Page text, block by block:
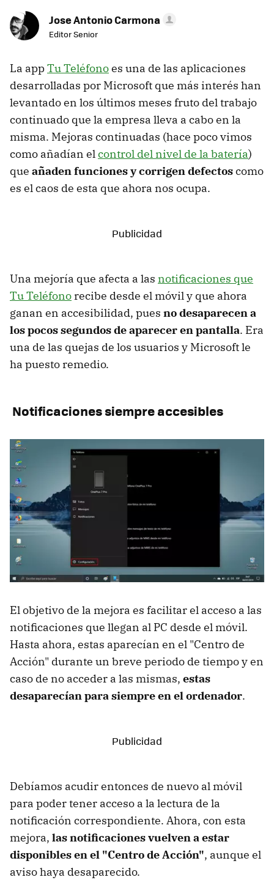
Jose Antonio Carmona
Editor Senior
La appTu Teléfonoes una de las aplicaciones
desarrolladas por Microsoft que más interés han
levantado en los últimos meses fruto del trabajo
continuado que la empresa lleva a cabo en la
misma. Mejoras continuadas (hace poco vimos
como añadían elcontrol del nivel de la batería)
que añaden funciones y corrigen defectoscomo
es el caos de esta que ahora nos ocupa.
Una mejoría que afecta a las notificaciones que
Tu Teléfono recibe desde el móvil y que ahora
ganan en accesibilidad, pues no desaparecen a
los pocos segundos de aparecer en pantalla. Era
una de las quejas de los usuarios y Microsoft le
ha puesto remedio.
Notificaciones siempre accesibles
El objetivo de la mejora es facilitar el acceso a las
notificaciones que llegan al PC desde el móvil.
Hasta ahora, estas aparecían en el "Centro de
Acción" durante un breve periodo de tiempo y en
caso de no acceder a las mismas, estas
desaparecían para siempre en el ordenador.
Debíamos acudir entonces de nuevo al móvil
para poder tener acceso a la lectura de la
notificación correspondiente. Ahora, con esta
mejora, las notificaciones vuelven a estar
disponibles en el "Centro de Acción", aunque el
aviso haya desaparecido.